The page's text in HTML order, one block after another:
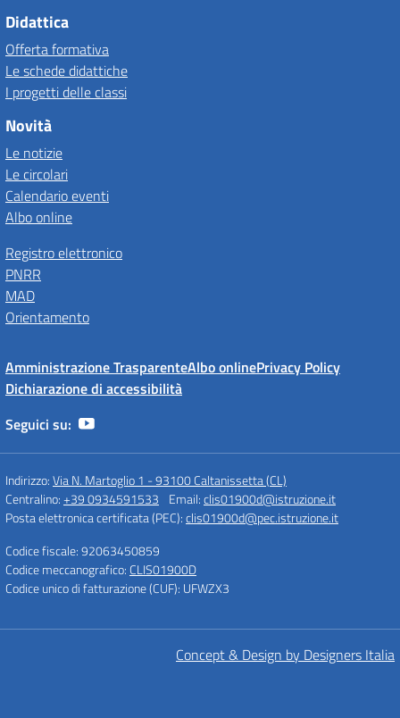
Didattica
Offerta formativa
Le schede didattiche
I progetti delle classi
Novità
Le notizie
Le circolari
Calendario eventi
Albo online
Registro elettronico
PNRR
MAD
Orientamento
Amministrazione TrasparenteAlbo onlinePrivacy Policy
Dichiarazione di accessibilità
Seguici su:
Indirizzo:Via N. Martoglio 1 - 93100 Caltanissetta (CL)
Centralino:+39 0934591533 Email:clis01900d@istruzione.it
Posta elettronica certificata (PEC):clis01900d@pec.istruzione.it
Codice fiscale: 92063450859
Codice meccanografico: CLIS01900D
Codice unico di fatturazione (CUF): UFWZX3
Concept & Design by Designers Italia